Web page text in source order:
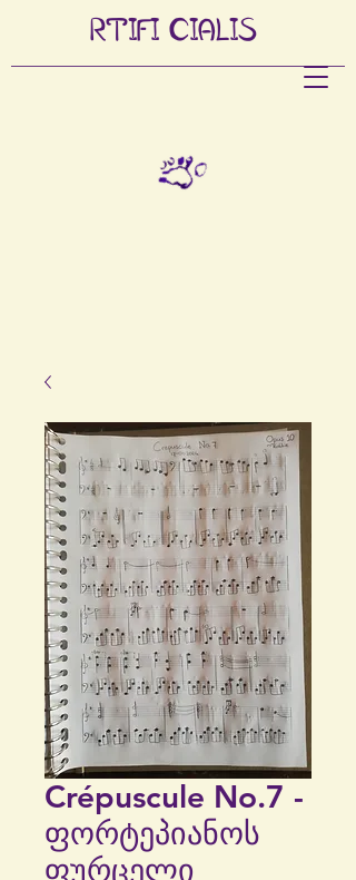
RTIFI CIALIS
Crépuscule No.7 -
ფორტეპიანოს
ფურცელი